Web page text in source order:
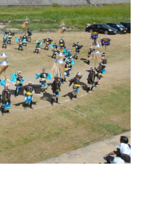
自然
公園
・伝統芸能
食べる
ポーツ施設
泊まる